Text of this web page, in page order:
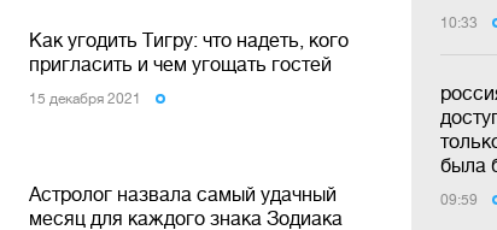
10:33
была
09:59
Как угодить Тигру: что надеть, кого
пригласить и чем угощать гостей
15 декабря 2021
Астролог назвала самый удачный
месяц для каждого знака Зодиака